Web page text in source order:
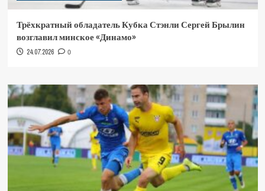
Трёхкратный обладатель Кубка Стэнли Сергей Брылин
возглавил минское «Динамо»
24.07.2026 0